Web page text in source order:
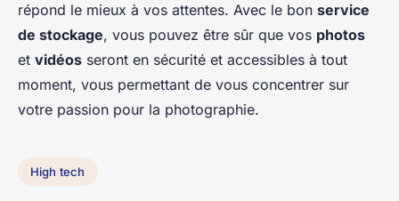
répond le mieux à vos attentes. Avec le bon service
de stockage, vous pouvez être sûr que vos photos
et vidéos seront en sécurité et accessibles à tout
moment, vous permettant de vous concentrer sur
votre passion pour la photographie.
High tech